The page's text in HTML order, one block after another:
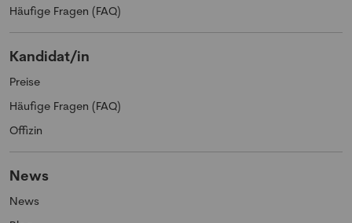
Häufige Fragen (FAQ)
Kandidat/in
Preise
Häufige Fragen (FAQ)
Offizin
News
News